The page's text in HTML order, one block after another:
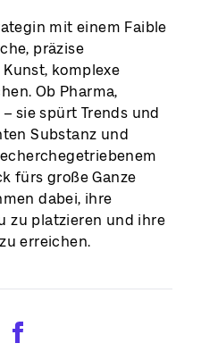
mit einem Faible
präzise
komplexe
Ob Pharma,
sie spürt Trends und
Substanz und
fürs große Ganze
dabei, ihre
zu platzieren und ihre
erreichen.